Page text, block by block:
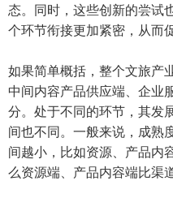
态。同时，这些创新的尝试
个环节衔接更加紧密，从而
如果简单概括，整个文旅产
中间内容产品供应端、企业
分。处于不同的环节，其发
间也不同。一般来说，成熟
间越小，比如资源、产品内
么资源端、产品内容端比渠